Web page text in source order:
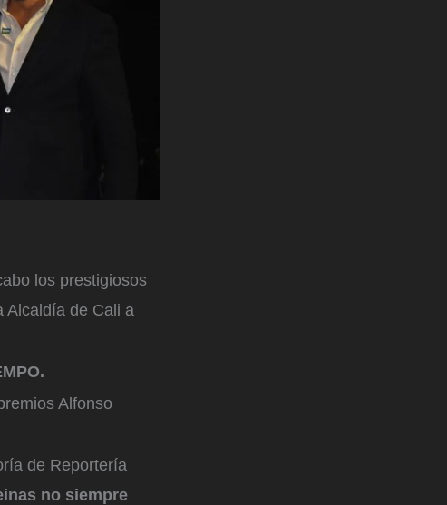
los prestigiosos
Alcaldía de Cali a
Alfonso
de Reportería
no siempre